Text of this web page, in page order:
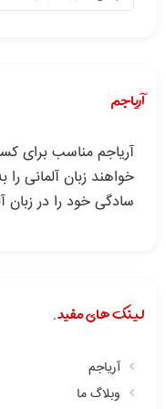
آریاجم
آریاجم مناسب برای
خواهند زبان آلمانی را
سادگی خود را در زبان
لینک های مفید.
آریاجم
وبلاگ ما